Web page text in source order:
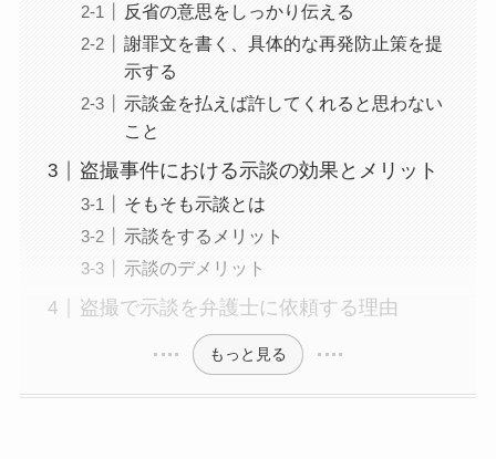
反省の意思をしっかり伝える
謝罪文を書く、具体的な再発防止策を提
示する
示談金を払えば許してくれると思わない
こと
盗撮事件における示談の効果とメリット
そもそも示談とは
示談をするメリット
示談のデメリット
盗撮で示談を弁護士に依頼する理由
もっと見る